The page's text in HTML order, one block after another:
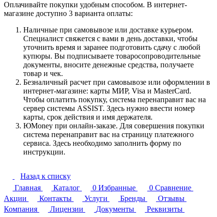
Оплачивайте покупки удобным способом. В интернет-
магазине доступно 3 варианта оплаты:
Наличные при самовывозе или доставке курьером.
Специалист свяжется с вами в день доставки, чтобы
уточнить время и заранее подготовить сдачу с любой
купюры. Вы подписываете товаросопроводительные
документы, вносите денежные средства, получаете
товар и чек.
Безналичный расчет при самовывозе или оформлении в
интернет-магазине: карты МИР, Visa и MasterCard.
Чтобы оплатить покупку, система перенаправит вас на
сервер системы ASSIST. Здесь нужно ввести номер
карты, срок действия и имя держателя.
ЮMoney при онлайн-заказе. Для совершения покупки
система перенаправит вас на страницу платежного
сервиса. Здесь необходимо заполнить форму по
инструкции.
Назад к списку
Главная
Каталог 0 Избранные 0 Сравнение
Акции
Контакты Услуги Бренды
Отзывы
Компания
Лицензии Документы
Реквизиты